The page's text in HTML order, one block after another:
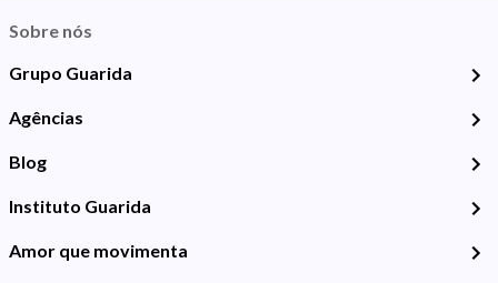
Sobre nós
Grupo Guarida
Agências
Blog
Instituto Guarida
Amor que movimenta